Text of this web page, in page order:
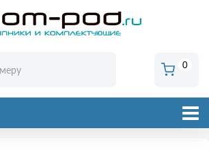
0